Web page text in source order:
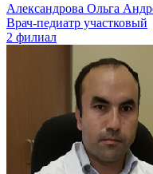
Александрова Ольга
Врач-педиатр участковый
2 филиал